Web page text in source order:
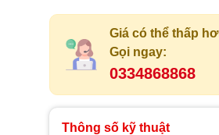
Giá có thể thấp
Gọi ngay:
0334868868
Thông số kỹ thuật